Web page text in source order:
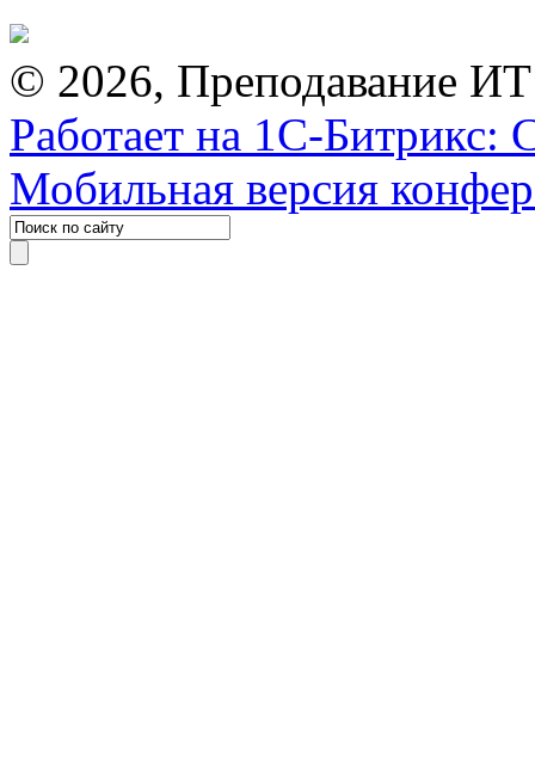
© 2026, Преподавание
Работает на 1С-Битрикс:
Мобильная версия